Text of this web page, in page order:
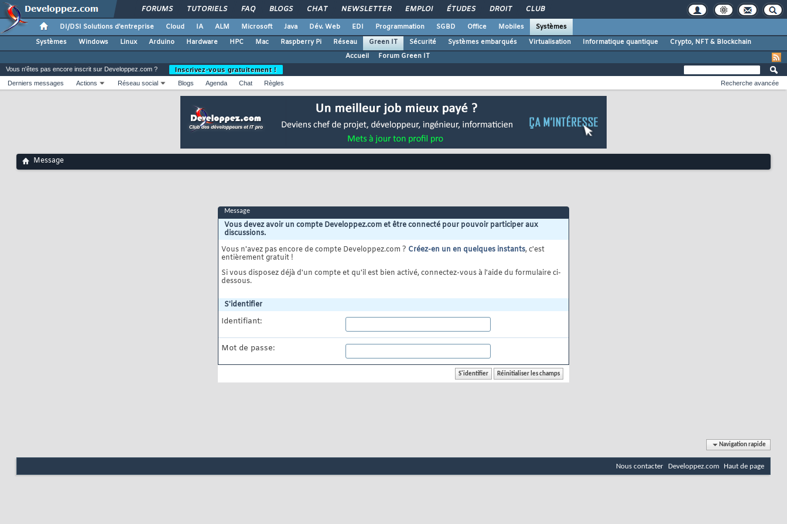
FORUMS TUTORIELS FAQ BLOGS CHAT NEWSLETTER EMPLOI ÉTUDES DROIT CLUB
DI/DSI Solutions d'entreprise Cloud IA ALM Microsoft Java Dév. Web EDI Programmation SGBD Office Mobiles
Systèmes
Systèmes
Windows Linux Arduino Hardware HPC Mac Raspberry Pi Réseau Green IT Sécurité Systèmes embarqués Virtualisation Informatique quantique
Crypto, NFT & Blockchain
Accueil
Forum Green IT
Vous n'êtes pas encore inscrit sur Developpez.com ?
Inscrivez-vous gratuitement !
Derniers messages
Actions Réseau social Blogs Agenda Chat Règles Recherche avancée
Message
Message
Vous devez avoir un compte Developpez.com et être connecté pour pouvoir participer aux
discussions.
Vous n'avez pas encore de compte Developpez.com ? Créez-en un en quelques instants, c'est
entièrement gratuit !
Si vous disposez déjà d'un compte et qu'il est bien activé, connectez-vous à l'aide du formulaire ci-
dessous.
S'identifier
Identifiant:
Mot de passe:
Navigation rapide
Nous contacter Developpez.com Haut de page